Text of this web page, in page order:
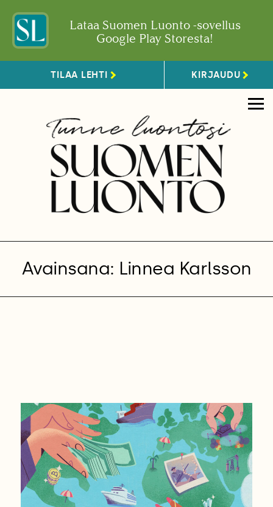
Lataa Suomen Luonto -sovellus
Google Play Storesta!
TILAA LEHTI KIRJAUDU
Avainsana: Linnea Karlsson